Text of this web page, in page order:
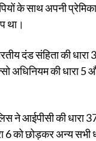
के साथ अपनी
था।
दंड संहिता की
अधिनियम की धारा 5
ने आईपीसी की धारा
6 को छोड़कर अन्य सभी